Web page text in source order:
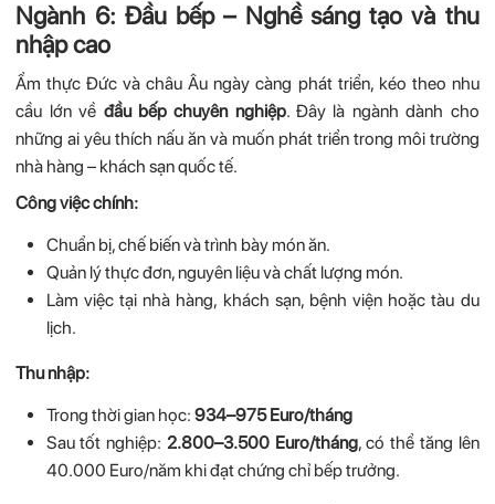
Ngành 6: Đầu bếp – Nghề sáng tạo và thu
nhập cao
Ẩm thực Đức và châu Âu ngày càng phát triển, kéo theo nhu
cầu lớn về đầu bếp chuyên nghiệp. Đây là ngành dành cho
những ai yêu thích nấu ăn và muốn phát triển trong môi trường
nhà hàng – khách sạn quốc tế.
Công việc chính:
Chuẩn bị, chế biến và trình bày món ăn.
Quản lý thực đơn, nguyên liệu và chất lượng món.
Làm việc tại nhà hàng, khách sạn, bệnh viện hoặc tàu du
lịch.
Thu nhập:
Trong thời gian học: 934–975 Euro/tháng
Sau tốt nghiệp: 2.800–3.500 Euro/tháng, có thể tăng lên
40.000 Euro/năm khi đạt chứng chỉ bếp trưởng.